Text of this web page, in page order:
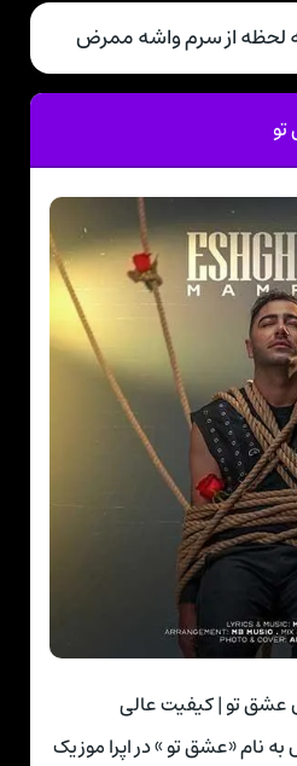
لحظه از سرم‌ واشه ممرض
عشق تو | کیفیت عالی
نام «عشق تو » در اپرا موزیک